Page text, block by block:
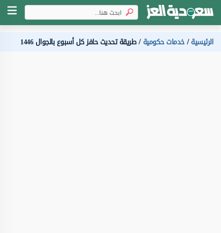
الرئيسية خدمات حكومية طريقة تحديث حافز كل أسبوع بالجوال 1446